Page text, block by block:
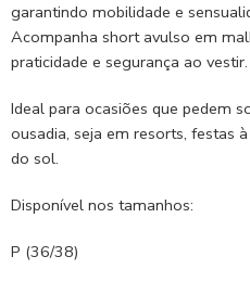
garantindo mobilidade e
Acompanha short avulso em
praticidade e segurança ao vestir.
Ideal para ocasiões que pedem
ousadia, seja em resorts, festas
do sol.
Disponível nos tamanhos:
P (36/38)